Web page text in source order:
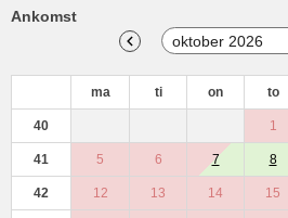
Ankomst
ma ti on to
40 1
41 5 6 7 8
42 12 13 14 15